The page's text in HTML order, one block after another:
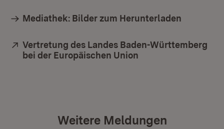
Mediathek: Bilder zum Herunterladen
Extern:
Vertretung des Landes Baden-Württemberg
bei der Europäischen Union
Weitere Meldungen